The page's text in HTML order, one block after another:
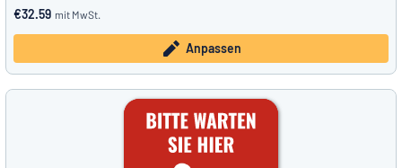
€32.59 mit MwSt.
Anpassen